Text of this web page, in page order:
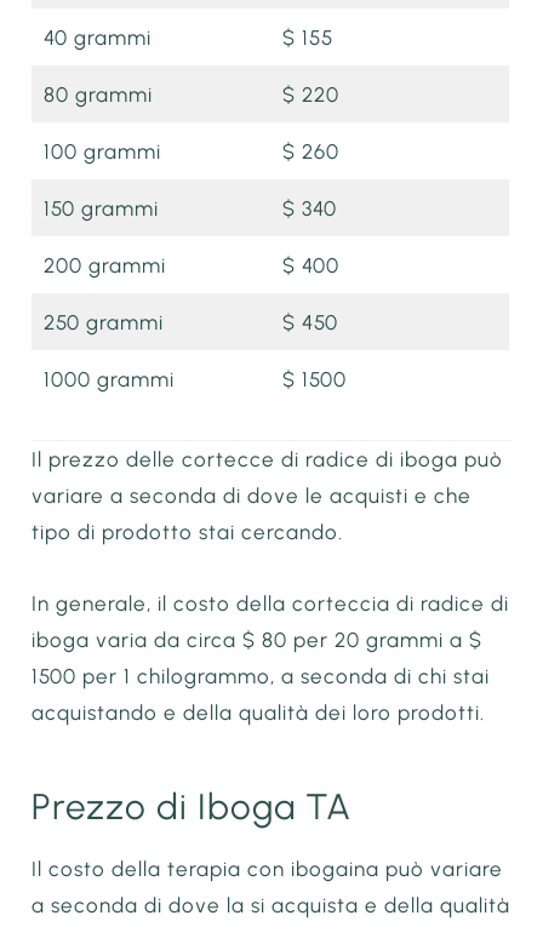
40 grammi $ 155
80 grammi $ 220
100 grammi $ 260
150 grammi $ 340
200 grammi $ 400
250 grammi $ 450
1000 grammi $ 1500
Il prezzo delle cortecce di radice di iboga può
variare a seconda di dove le acquisti e che
tipo di prodotto stai cercando.
In generale, il costo della corteccia di radice di
iboga varia da circa $ 80 per 20 grammi a $
1500 per 1 chilogrammo, a seconda di chi stai
acquistando e della qualità dei loro prodotti.
Prezzo di Iboga TA
Il costo della terapia con ibogaina può variare
a seconda di dove la si acquista e della qualità